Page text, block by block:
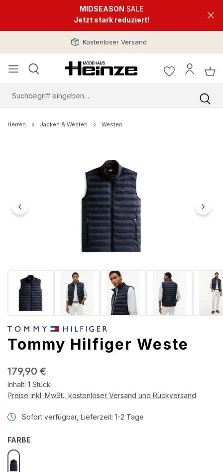
MIDSEASON SALE
Jetzt stark reduziert!
Kostenloser Versand
Herren Jacken & Westen Westen
Tommy Hilfiger Weste
Regulärer Preis:
179,90 €
Inhalt: 1 Stück
Preise inkl. MwSt., kostenloser Versand und Rückversand
Sofort verfügbar, Lieferzeit: 1-2 Tage
FARBE